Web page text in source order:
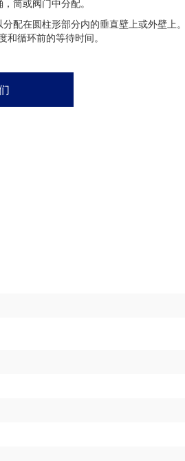
筒或阀门中分配。
配在圆柱形部分内的垂直壁上或外壁上
和循环前的等待时间。